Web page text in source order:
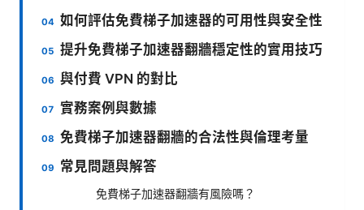
如何評估免費梯子加速器的可用性與安全性
提升免費梯子加速器翻牆穩定性的實用技巧
與付費 VPN 的對比
實務案例與數據
免費梯子加速器翻牆的合法性與倫理考量
常見問題與解答
免費梯子加速器翻牆有風險嗎？